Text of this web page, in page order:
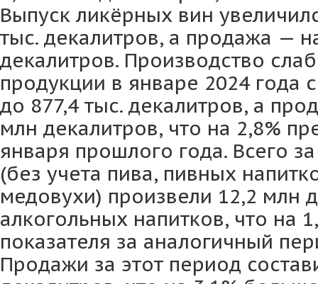
Выпуск ликёрных вин
тыс. декалитров, а продажа —
декалитров. Производство
продукции в январе 2024 года
до 877,4 тыс. декалитров, а
млн декалитров, что на 2,8%
января прошлого года. Всего
(без учета пива, пивных
медовухи) произвели 12,2 млн
алкогольных напитков, что на
показателя за аналогичный
Продажи за этот период